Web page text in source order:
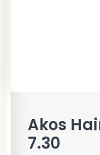
Akos
7.30